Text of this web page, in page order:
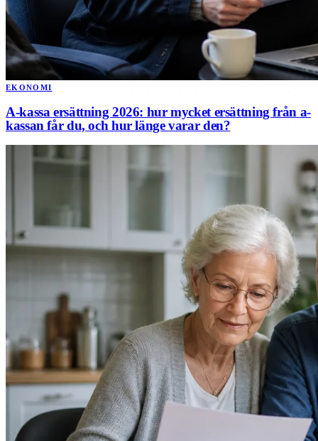
EKONOMI
A-kassa ersättning 2026: hur mycket ersättning från a-
kassan får du, och hur länge varar den?